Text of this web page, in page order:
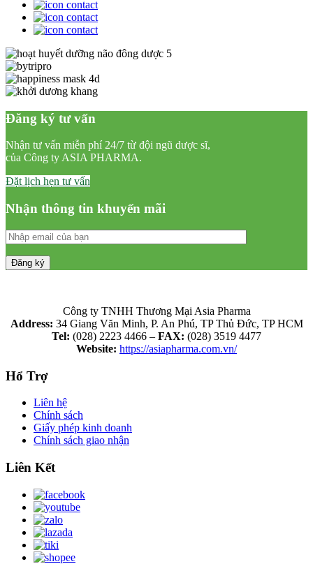
Đăng ký tư vấn
Nhận tư vấn miễn phí 24/7 từ đội ngũ dược sĩ,
của Công ty ASIA PHARMA.
Đặt lịch hẹn tư vấn
Nhận thông tin khuyến mãi
Công ty TNHH Thương Mại Asia Pharma
Address: 34 Giang Văn Minh, P. An Phú, TP Thủ Đức, TP HCM
Tel: (028) 2223 4466 – FAX: (028) 3519 4477
Website: https://asiapharma.com.vn/
Hổ Trợ
Liên hệ
Chính sách
Giấy phép kinh doanh
Chính sách giao nhận
Liên Kết